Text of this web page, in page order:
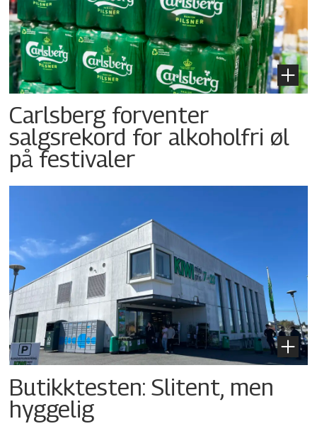
Carlsberg forventer
salgsrekord for alkoholfri øl
på festivaler
Butikktesten: Slitent, men
hyggelig